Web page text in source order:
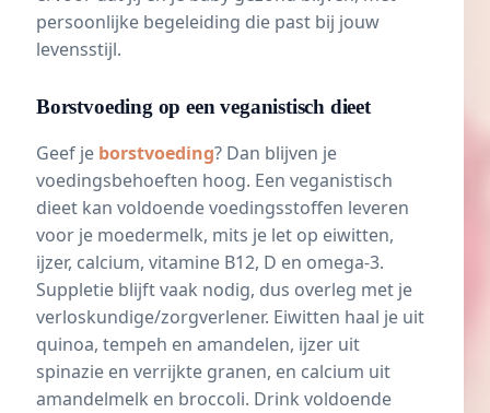
persoonlijke begeleiding die past bij jouw
levensstijl.
Borstvoeding op een veganistisch dieet
Geef je borstvoeding? Dan blijven je
voedingsbehoeften hoog. Een veganistisch
dieet kan voldoende voedingsstoffen leveren
voor je moedermelk, mits je let op eiwitten,
ijzer, calcium, vitamine B12, D en omega-3.
Suppletie blijft vaak nodig, dus overleg met je
verloskundige/zorgverlener. Eiwitten haal je uit
quinoa, tempeh en amandelen, ijzer uit
spinazie en verrijkte granen, en calcium uit
amandelmelk en broccoli. Drink voldoende